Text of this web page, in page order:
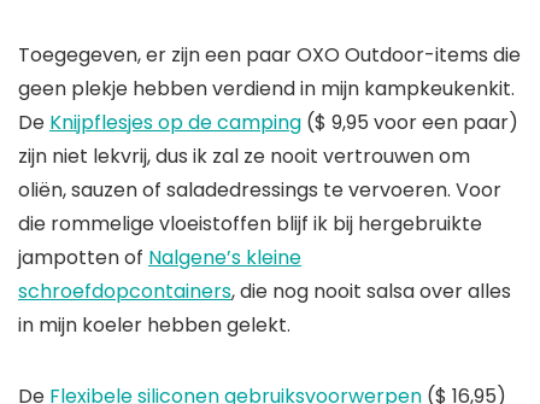
Toegegeven, er zijn een paar OXO Outdoor-items die
geen plekje hebben verdiend in mijn kampkeukenkit.
De Knijpflesjes op de camping ($ 9,95 voor een paar)
zijn niet lekvrij, dus ik zal ze nooit vertrouwen om
oliën, sauzen of saladedressings te vervoeren. Voor
die rommelige vloeistoffen blijf ik bij hergebruikte
jampotten of Nalgene’s kleine
schroefdopcontainers, die nog nooit salsa over alles
in mijn koeler hebben gelekt.
De Flexibele siliconen gebruiksvoorwerpen ($ 16,95)